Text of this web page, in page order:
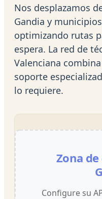
Nos desplazamos
Gandia y
optimizando rutas
espera. La red de
Valenciana
soporte
lo requiere.
Zona
Configure su